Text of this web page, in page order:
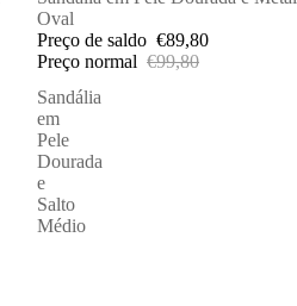
Oval
Preço de saldo €89,80
Preço normal €99,80
Sandália
em
Pele
Dourada
e
Salto
Médio